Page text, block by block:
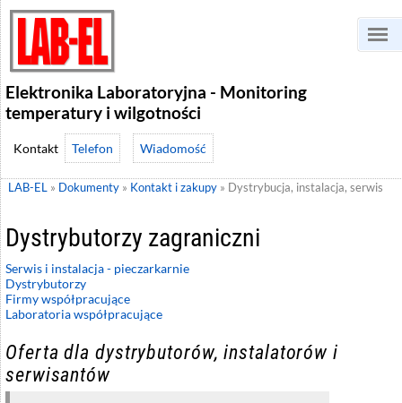
Elektronika Laboratoryjna - Monitoring
temperatury i wilgotności
Telefon Wiadomość
LAB-EL » Dokumenty » Kontakt i zakupy » Dystrybucja, instalacja, serwis
Dystrybutorzy zagraniczni
Serwis i instalacja - pieczarkarnie
Dystrybutorzy
Firmy współpracujące
Laboratoria współpracujące
Oferta dla dystrybutorów, instalatorów i
serwisantów